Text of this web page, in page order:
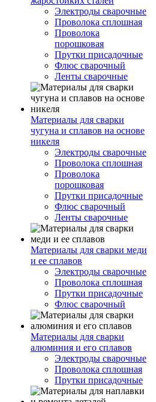
Электроды сварочные
Проволока сплошная
Проволока
порошковая
Прутки присадочные
Флюс сварочный
Ленты сварочные
Материалы для сварки
чугуна и сплавов на основе
никеля
Электроды сварочные
Проволока сплошная
Проволока
порошковая
Прутки присадочные
Флюс сварочный
Ленты сварочные
Материалы для сварки меди
и ее сплавов
Электроды сварочные
Проволока сплошная
Прутки присадочные
Флюс сварочный
Материалы для сварки
алюминия и его сплавов
Электроды сварочные
Проволока сплошная
Прутки присадочные